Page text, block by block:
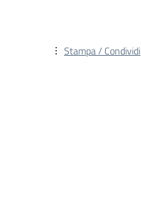
Stampa / Condividi